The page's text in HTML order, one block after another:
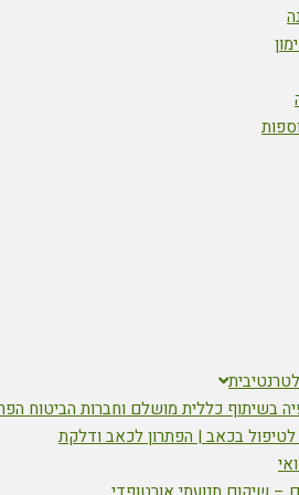
בשיתוף כללית מושלם וחברות הביטוח
בכאב | הפתרון לכאב ודלקת